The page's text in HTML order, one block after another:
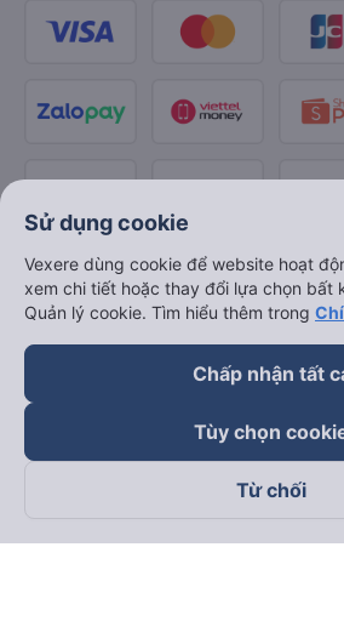
Theo dõi chúng tôi trên
Sử dụng cookie
Vexere dùng cookie để website hoạt
xem chi tiết hoặc thay đổi lựa chọn bất
Quản lý cookie. Tìm hiểu thêm trong
Chấp nhận tất
Tùy chọn
Từ chối